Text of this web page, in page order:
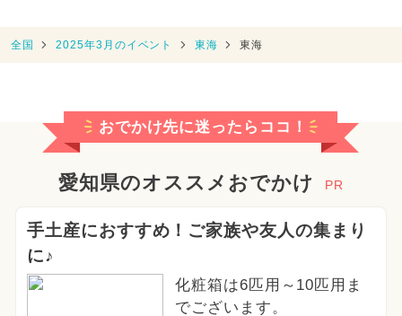
全国 2025年3月のイベント 東海 東海
おでかけ先に迷ったらココ！
愛知県のオススメおでかけ PR
手土産におすすめ！ご家族や友人の集まり
に♪
化粧箱は6匹用～10匹用ま
でございます。